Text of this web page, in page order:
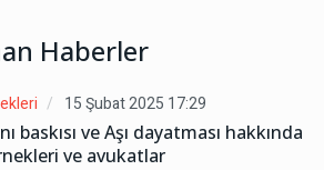
Haberler
15 Şubat 2025 17:29
baskısı ve Aşı dayatması hakkında
ve avukatlar